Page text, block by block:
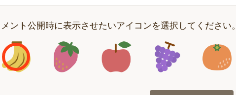
ント公開時に表示させたいアイコンを選択してください。
アイコン1 アイコン2 アイコン3 アイコン4